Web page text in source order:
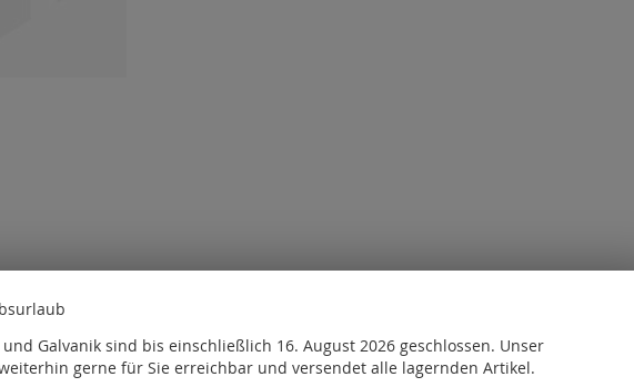
melden Sie sichan odererstellen Sie ein Konto
Galvanik sind bis einschließlich 16. August 2026 geschlossen. Unser
gerne für Sie erreichbar und versendet alle lagernden Artikel.